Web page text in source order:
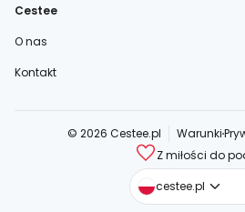
Cestee
O nas
Kontakt
© 2026 Cestee.pl Warunki
Z miłości do
cestee.pl
cestee.com
cestee.sk